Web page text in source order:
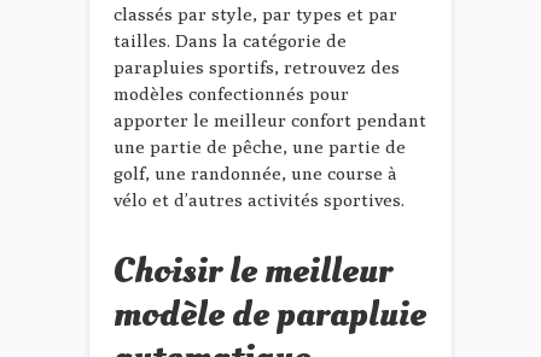
classés par style, par types et par
tailles. Dans la catégorie de
parapluies sportifs, retrouvez des
modèles confectionnés pour
apporter le meilleur confort pendant
une partie de pêche, une partie de
golf, une randonnée, une course à
vélo et d’autres activités sportives.
Choisir le meilleur
modèle de parapluie